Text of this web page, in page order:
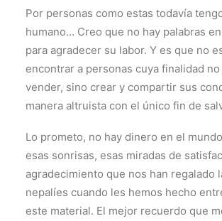
Por personas como estas todavía
humano… Creo que no hay palabras
para agradecer su labor. Y es que no
encontrar a personas cuya finalidad
vender, sino crear y compartir sus
manera altruista con el único fin de
Lo prometo, no hay dinero en el
esas sonrisas, esas miradas de
agradecimiento que nos han regalado
nepalíes cuando les hemos hecho
este material. El mejor recuerdo que